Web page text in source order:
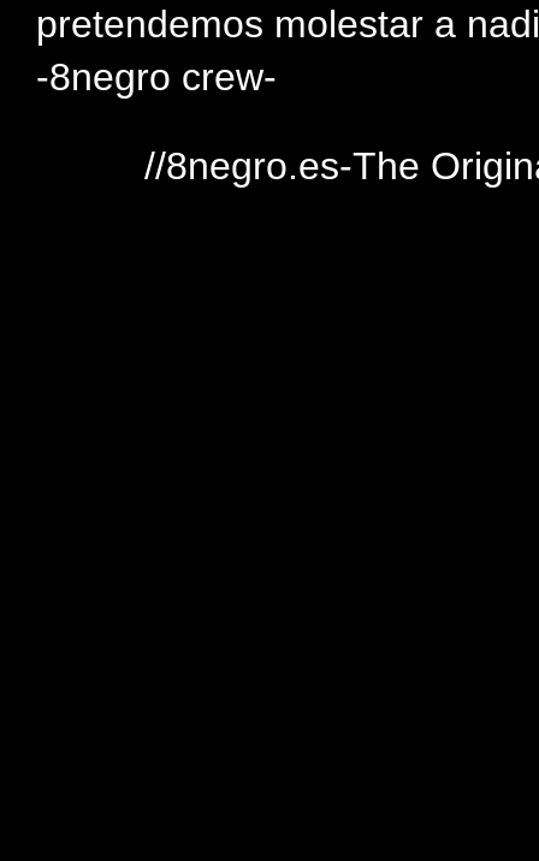
pretendemos molestar a
-8negro crew-
//8negro.es-The